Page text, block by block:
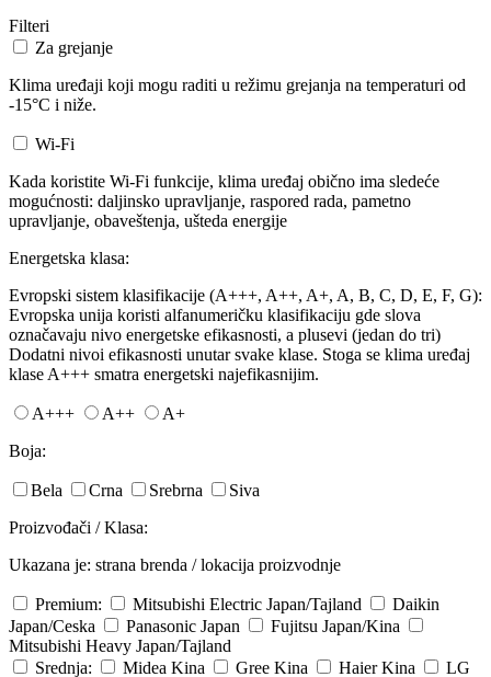
Filteri
Za grejanje
Klima uređaji koji mogu raditi u režimu grejanja na temperaturi od
-15°C i niže.
Wi-Fi
Kada koristite Wi-Fi funkcije, klima uređaj obično ima sledeće
mogućnosti: daljinsko upravljanje, raspored rada, pametno
upravljanje, obaveštenja, ušteda energije
Energetska klasa:
Evropski sistem klasifikacije (A+++, A++, A+, A, B, C, D, E, F, G):
Evropska unija koristi alfanumeričku klasifikaciju gde slova
označavaju nivo energetske efikasnosti, a plusevi (jedan do tri)
Dodatni nivoi efikasnosti unutar svake klase. Stoga se klima uređaj
klase A+++ smatra energetski najefikasnijim.
A+++ A++
A+
Boja:
Bela Crna Srebrna
Siva
Proizvođači / Klasa:
Ukazana je: strana brenda / lokacija proizvodnje
Premium: Mitsubishi Electric Japan/Tajland
Daikin
Japan/Ceska
Panasonic Japan Fujitsu Japan/Kina
Mitsubishi Heavy Japan/Tajland
Srednja:
Midea Kina Gree Kina Haier Kina
LG